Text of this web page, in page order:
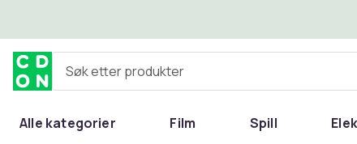
Søk etter produkter
Alle kategorier Film Spill